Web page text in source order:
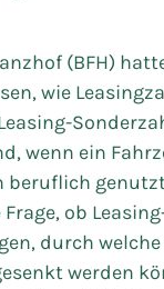
(BFH)
wie
wenn ein
beruflich
ob
durch
werden